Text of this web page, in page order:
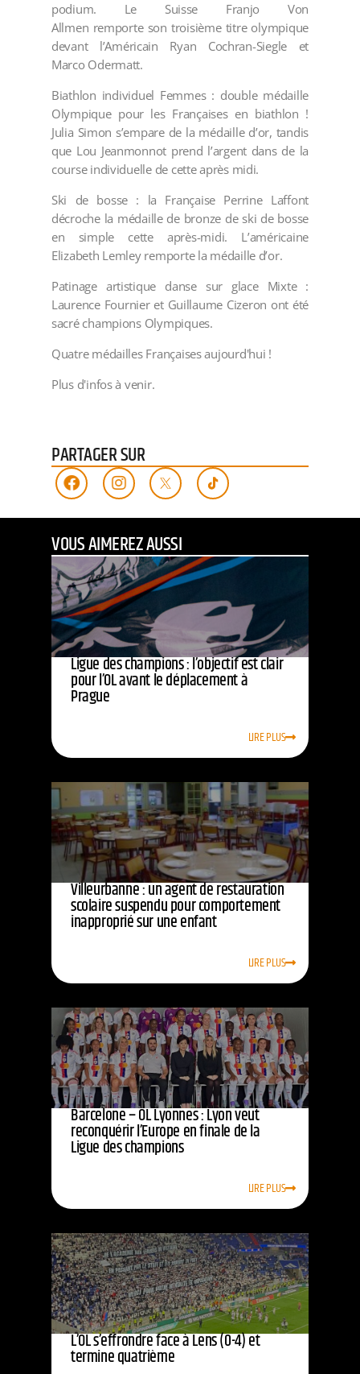
podium. Le Suisse Franjo Von
Allmen remporte son troisième titre olympique
devant l’Américain Ryan Cochran-Siegle et
Marco Odermatt.
Biathlon individuel Femmes : double médaille
Olympique pour les Françaises en biathlon !
Julia Simon s’empare de la médaille d’or, tandis
que Lou Jeanmonnot prend l’argent dans de la
course individuelle de cette après midi.
Ski de bosse : la Française Perrine Laffont
décroche la médaille de bronze de ski de bosse
en simple cette après-midi. L’américaine
Elizabeth Lemley remporte la médaille d’or.
Patinage artistique danse sur glace Mixte :
Laurence Fournier et Guillaume Cizeron ont été
sacré champions Olympiques.
Quatre médailles Françaises aujourd'hui !
Plus d'infos à venir.
PARTAGER SUR
VOUS AIMEREZ AUSSI
Ligue des champions : l’objectif est clair
pour l’OL avant le déplacement à
Prague
LIRE PLUS
Villeurbanne : un agent de restauration
scolaire suspendu pour comportement
inapproprié sur une enfant
LIRE PLUS
Barcelone – OL Lyonnes : Lyon veut
reconquérir l’Europe en finale de la
Ligue des champions
LIRE PLUS
L’OL s’effrondre face à Lens (0-4) et
termine quatrième